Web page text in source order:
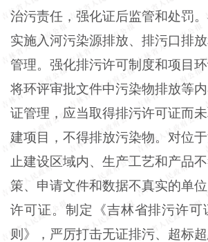
治污责任，强化证后监管和处罚
实施入河污染源排放、排污口排
管理。强化排污许可制度和项目
将环评审批文件中污染物排放等
证管理，应当取得排污许可证而
建项目，不得排放污染物。对位
止建设区域内、生产工艺和产品
策、申请文件和数据不真实的单
许可证。制定《吉林省排污许可
则》，严厉打击无证排污、超标